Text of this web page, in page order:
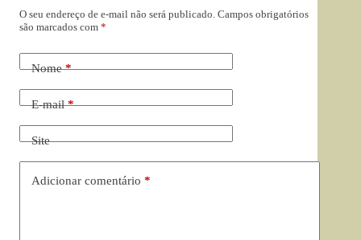
O seu endereço de e-mail não será publicado. Campos obrigatórios
são marcados com *
Nome*
E-mail*
Site
Adicionar comentário *